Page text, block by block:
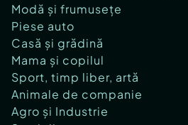
Modă și frumusețe
Piese auto
Casă și grădină
Mama și copilul
Sport, timp liber, artă
Animale de companie
Agro și Industrie